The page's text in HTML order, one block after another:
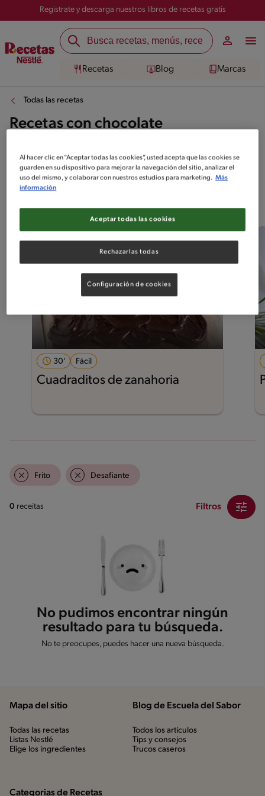
Registrate y descarga nuestros libros de recetas gratis
Recetas Blog Marcas
Todas las recetas
Recetas con chocolate
30' Fácil
Cuadraditos de zanahoria
Frito Desafiante
0 receitas Filtros
No pudimos encontrar ningún
resultado para tu búsqueda.
No te preocupes, puedes hacer una nueva búsqueda.
Mapa del sitio
Todas las recetas
Listas Nestlé
Elige los ingredientes
Blog de Escuela del Sabor
Todos los artículos
Tips y consejos
Trucos caseros
Categorias de Recetas
Al hacer clic en “Aceptar todas las cookies”, usted acepta que las cookies se
guarden en su dispositivo para mejorar la navegación del sitio, analizar el
uso del mismo, y colaborar con nuestros estudios para marketing. Más
información
Rechazarlas todas
Aceptar todas las cookies
Configuración de cookies